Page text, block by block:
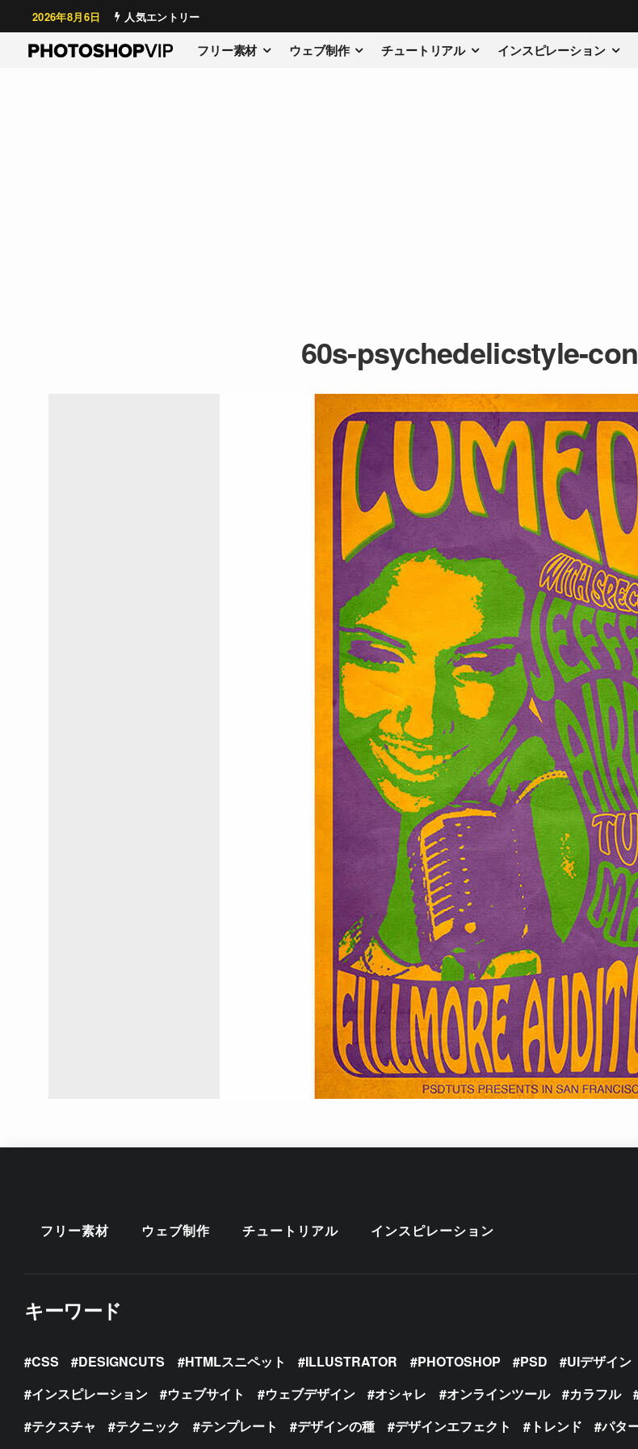
2026年8月6日 人気エントリー
フリー素材 ウェブ制作 チュートリアル インスピレーション
60s-psychedelicstyle-
フリー素材 ウェブ制作 チュートリアル インスピレーション
キーワード
CSS DESIGNCUTS HTMLスニペット ILLUSTRATOR PHOTOSHOP PSD UIデザイン
インスピレーション
ウェブサイト ウェブデザイン オシャレ オンラインツール カラフル
テクスチャ
テクニック テンプレート デザインの種 デザインエフェクト トレンド パタ